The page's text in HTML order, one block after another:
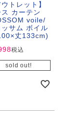
ウトレット】
ス カーテン
voile/
ッサム ボイル
丈133cm)
税込
sold out!